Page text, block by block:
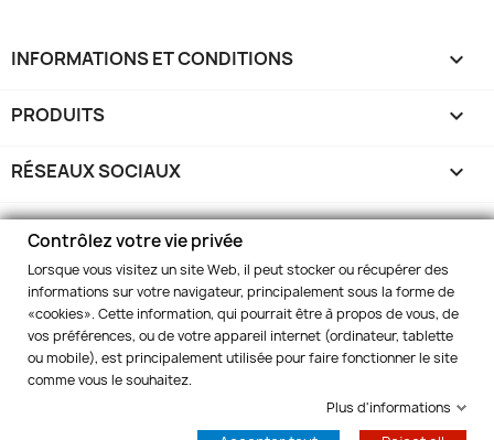
INFORMATIONS ET CONDITIONS 
PRODUITS 
RÉSEAUX SOCIAUX 
MARELBO EUROPE 
VOTRE COMPTE 
INFORMATIONS keyboard_arrow_down
Contrôlez votre vie privée
Lorsque vous visitez un site Web, il peut stocker ou récupérer des
informations sur votre navigateur, principalement sous la forme de
«cookies». Cette information, qui pourrait être à propos de vous, de
vos préférences, ou de votre appareil internet (ordinateur, tablette
ou mobile), est principalement utilisée pour faire fonctionner le site
comme vous le souhaitez.
Plus d'informations